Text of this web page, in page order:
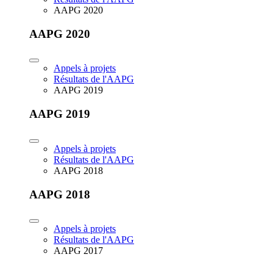
AAPG 2020
AAPG 2020
Appels à projets
Résultats de l'AAPG
AAPG 2019
AAPG 2019
Appels à projets
Résultats de l'AAPG
AAPG 2018
AAPG 2018
Appels à projets
Résultats de l'AAPG
AAPG 2017